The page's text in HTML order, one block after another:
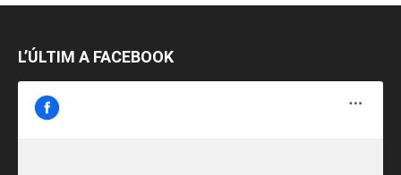
L’ÚLTIM A FACEBOOK